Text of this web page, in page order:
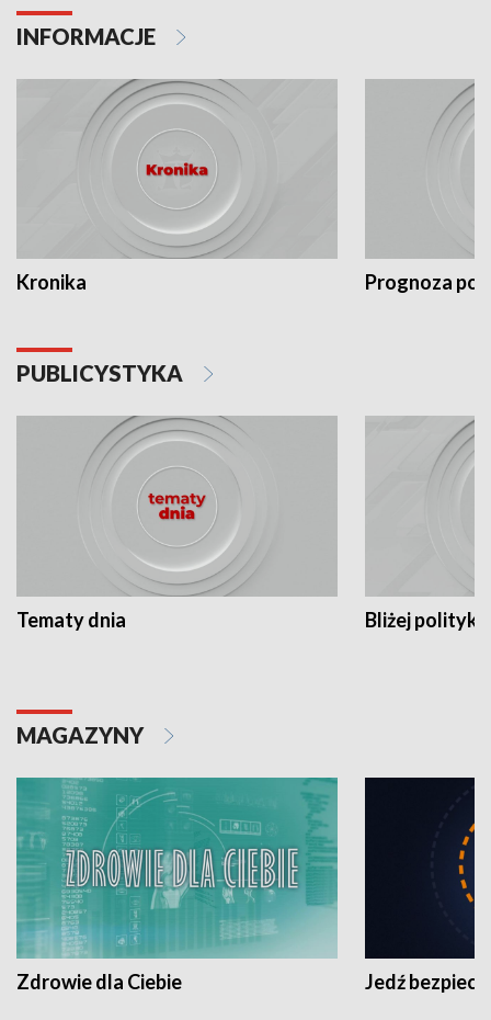
INFORMACJE
Kronika Prognoza
PUBLICYSTYKA
Tematy dnia Bliżej polityki
MAGAZYNY
Zdrowie dla Ciebie Jedź